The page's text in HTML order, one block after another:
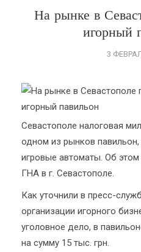
На рынке в
игорный
3
Севастополе налоговая
одном из рынков
игровые автоматы. Об
ГНА в г. Севастополе.
Как уточнили в пресс-
организации игорного
уголовное дело, в
на сумму 15 тыс. грн.